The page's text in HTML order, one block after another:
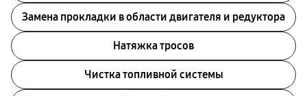
Замена прокладки в области двигателя и редуктора
Натяжка тросов
Чистка топливной системы